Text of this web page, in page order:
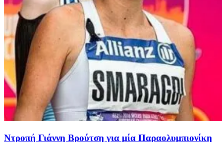
Ντροπή Γιάννη Βρούτση για μία Παραολυμπιονίκη